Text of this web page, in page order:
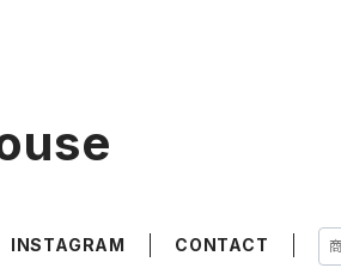
INSTAGRAM CONTACT